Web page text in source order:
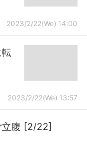
2023/2/22(We) 14:00
転
2023/2/22(We) 13:57
立憲・泉代表 首相秘書官に笑われてご立腹 [2/22]